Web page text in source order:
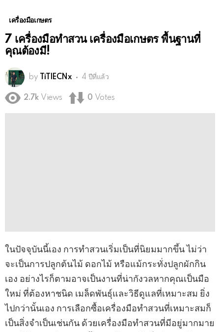
เครื่องมือเกษตร
7 เครื่องมือทำสวน เครื่องมือเกษตร พื้นฐานที่
คุณต้องมี!
by TiTlECNx 4 ปีที่แล้ว
2.7k Views 0 Votes
ในปัจจุบันนี้เอง การทำสวนเริ่มเป็นที่นิยมมากขึ้น ไม่ว่า
จะเป็นการปลูกต้นไม้ ดอกไม้ หรือแม้กระทั่งปลูกผักกิน
เอง อย่างไรก็ตามอาจเป็นงานที่น่ากังวลหากคุณเป็นมือ
ใหม่ ที่ต้องหาชนิด เมล็ดพันธุ์และวิธีดูแลที่เหมาะสม ยิ่ง
ไปกว่านั้นเอง การเลือกซื้อเครื่องมือทำสวนที่เหมาะสมก็
เป็นสิ่งจำเป็นเช่นกัน ด้วยเครื่องมือทำสวนที่มีอยู่มากมาย